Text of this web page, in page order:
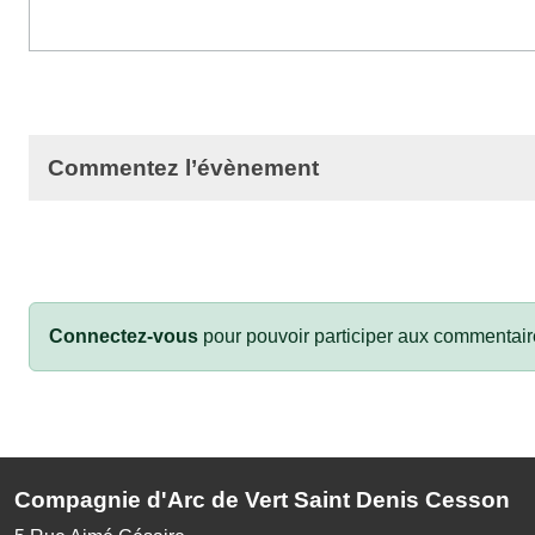
Commentez l’évènement
Connectez-vous pour pouvoir participer aux
Compagnie d'Arc de Vert Saint Denis Cesson